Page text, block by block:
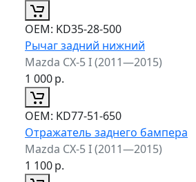
ОЕМ: KD35-28-500
Рычаг задний нижний
Mazda CX-5 I (2011—2015)
1 000р.
ОЕМ: KD77-51-650
Отражатель заднего бампера
Mazda CX-5 I (2011—2015)
1 100р.